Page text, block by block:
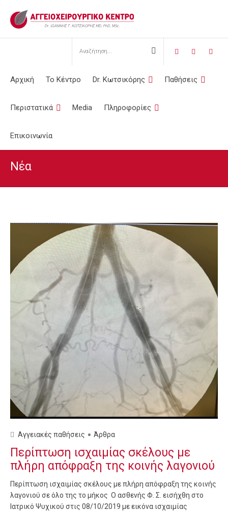
Αρχική Το Κέντρο Dr. Κωτσικόρης Παθήσεις
Περιστατικά Media Πληροφορίες
Επικοινωνία
Νέα
Αγγειακές παθήσεις Άρθρα
Περίπτωση ισχαιμίας σκέλους με
πλήρη απόφραξη της κοινής λαγονιού
Περίπτωση ισχαιμίας σκέλους με πλήρη απόφραξη της κοινής
λαγονιού σε όλο της το μήκος Ο ασθενής Φ. Σ. εισήχθη στο
Ιατρικό Ψυχικού στις 08/10/2019 με εικόνα ισχαιμίας